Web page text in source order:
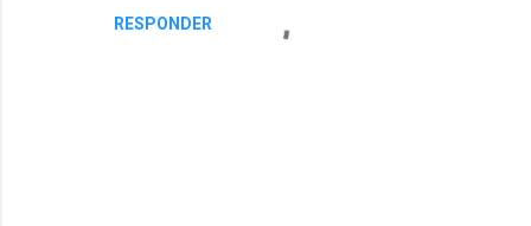
RESPONDER